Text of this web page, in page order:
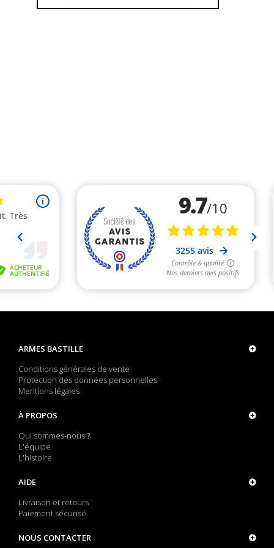
ARMES BASTILLE
Conditions générales de vente
Protection des données personnelles
Mentions légales
À PROPOS
Qui sommes-nous ?
L'équipe
L'histoire
AIDE
Livraison et retours
Paiement sécurisé
NOUS CONTACTER